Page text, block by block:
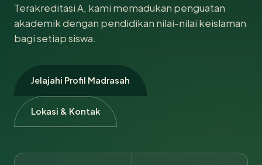
Terakreditasi A, kami memadukan penguatan
akademik dengan pendidikan nilai-nilai keislaman
bagi setiap siswa.
Jelajahi Profil Madrasah
Lokasi & Kontak